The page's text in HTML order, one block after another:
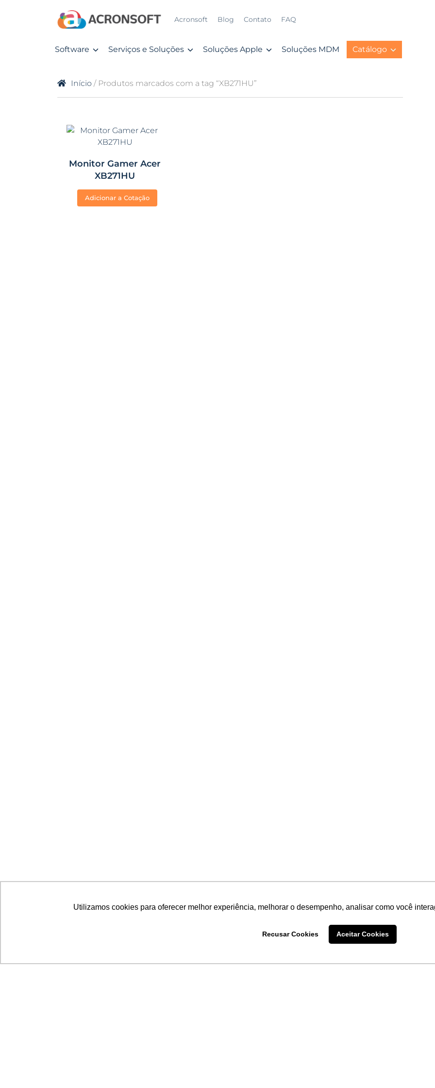
Utilizamos cookies para oferecer melhor experiência, melhorar o desempenho, analisar como você
Recusar Cookies Aceitar Cookies
Acronsoft Blog Contato FAQ
Software Serviços e Soluções Soluções Apple Soluções MDM Catálogo
Início / Produtos marcados com a tag “XB271HU”
Monitor Gamer Acer
XB271HU
Adicionar a Cotação